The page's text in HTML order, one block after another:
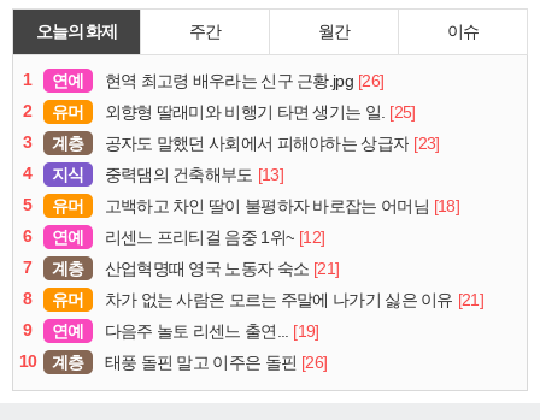
오늘의 화제 주간 월간 이슈
1 연예 현역 최고령 배우라는 신구 근황.jpg [26]
2
유머 외향형 딸래미와 비행기 타면 생기는 일. [25]
3
계층 공자도 말했던 사회에서 피해야하는 상급자 [23]
4
지식 중력댐의 건축해부도 [13]
5
유머 고백하고 차인 딸이 불평하자 바로잡는 어머님 [18]
6
연예 리센느 프리티걸 음중 1위~ [12]
7
계층 산업혁명때 영국 노동자 숙소 [21]
8
유머 차가 없는 사람은 모르는 주말에 나가기 싫은 이유 [21]
9
연예 다음주 놀토 리센느 출연... [19]
10
계층 태풍 돌핀 말고 이주은 돌핀 [26]